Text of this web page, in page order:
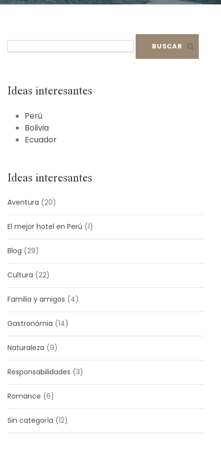
B
u
a
Ideas interesantes
Perú
Bolivia
Ecuador
Ideas interesantes
Aventura (20)
El mejor hotel en Perú (1)
Blog (29)
Cultura (22)
Familia y amigos (4)
Gastronómia (14)
Naturaleza (9)
Responsabilidades (3)
Romance (6)
Sin categoría (12)